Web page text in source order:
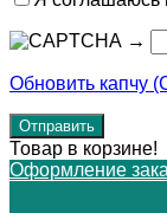
→
Обновить капчу
Товар в корзине!
Оформление